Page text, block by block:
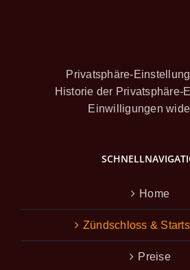
Privatsphäre-
Historie der Privatsphäre-
Einwilligungen
Home
Zündschloss &
Preise